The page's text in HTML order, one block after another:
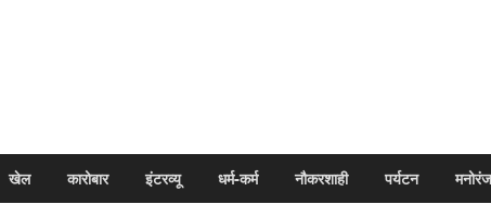
खेल कारोबार इंटरव्यू धर्म-कर्म नौकरशाही पर्यटन